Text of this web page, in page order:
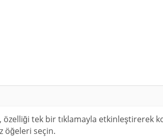
özelliği tek bir tıklamayla etkinleştirerek
öğeleri seçin.